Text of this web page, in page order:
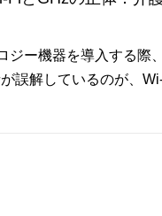
ー機器を導入する際、
誤解しているのが、